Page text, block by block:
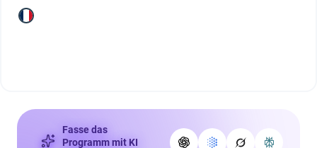
Fasse das
Programm mit KI